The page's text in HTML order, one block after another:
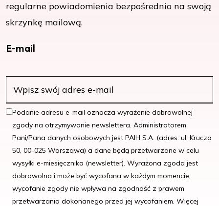
regularne powiadomienia bezpośrednio na swoją
skrzynkę mailową.
E-mail
Podanie adresu e-mail oznacza wyrażenie dobrowolnej
zgody na otrzymywanie newslettera. Administratorem
Pani/Pana danych osobowych jest PAIH S.A. (adres: ul. Krucza
50, 00-025 Warszawa) a dane będą przetwarzane w celu
wysyłki e-miesięcznika (newsletter). Wyrażona zgoda jest
dobrowolna i może być wycofana w każdym momencie,
wycofanie zgody nie wpływa na zgodność z prawem
przetwarzania dokonanego przed jej wycofaniem. Więcej